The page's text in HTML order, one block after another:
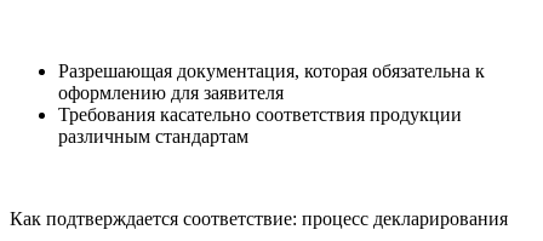
Разрешающая документация, которая обязательна к
оформлению для заявителя
Требования касательно соответствия продукции
различным стандартам
Как подтверждается соответствие: процесс декларирования